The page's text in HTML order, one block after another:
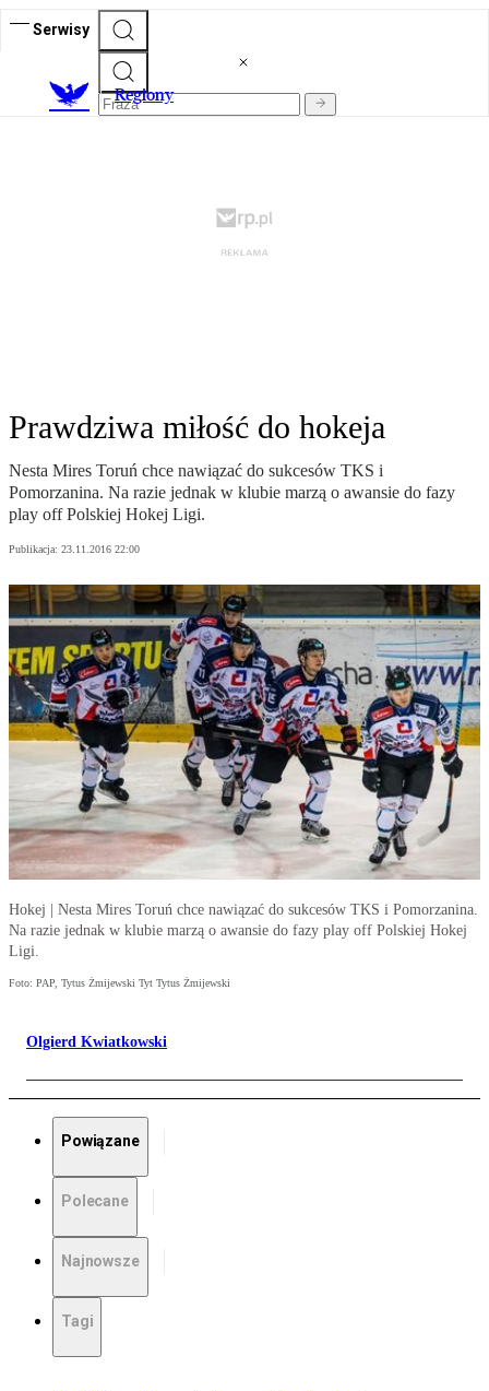
Serwisy
Regiony
Prawdziwa miłość do hokeja
Nesta Mires Toruń chce nawiązać do sukcesów TKS i
Pomorzanina. Na razie jednak w klubie marzą o awansie do fazy
play off Polskiej Hokej Ligi.
Publikacja: 23.11.2016 22:00
Hokej | Nesta Mires Toruń chce nawiązać do sukcesów TKS i Pomorzanina.
Na razie jednak w klubie marzą o awansie do fazy play off Polskiej Hokej
Ligi.
Foto: PAP, Tytus Żmijewski Tyt Tytus Żmijewski
Olgierd Kwiatkowski
Powiązane
Polecane
Najnowsze
Tagi